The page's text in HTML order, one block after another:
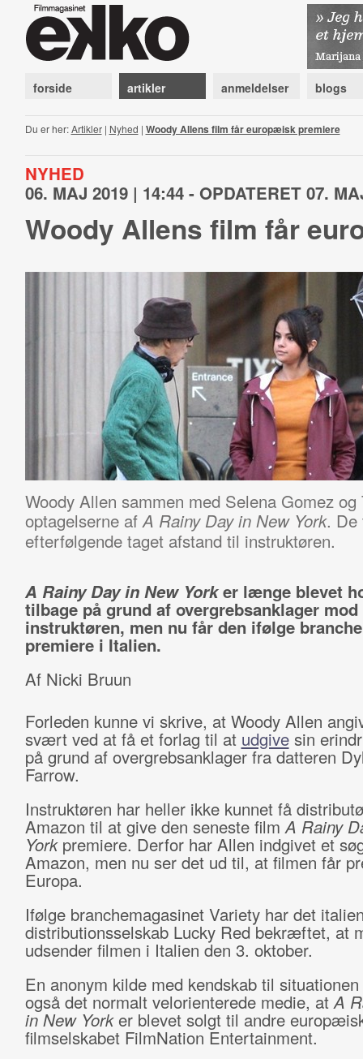
forside artikler anmeldelser blogs
Du er her:Artikler| Nyhed | Woody Allens film får europæisk premiere
NYHED
06. MAJ 2019 | 14:44 - OPDATERET 07.
Woody Allens film får
Woody Allen sammen med Selena Gomez
optagelserne afA Rainy Day in New York. De
efterfølgende taget afstand til instruktøren.
A Rainy Day in New Yorker længe blevet
tilbage på grund af overgrebsanklager mod
instruktøren, men nu får den ifølge
premiere i Italien.
Af Nicki Bruun
Forleden kunne vi skrive, at Woody Allen
svært ved at få et forlag til at udgivesin
på grund af overgrebsanklager fra datteren
Farrow.
Instruktøren har heller ikke kunnet få
Amazon til at give den seneste filmA Rainy
Yorkpremiere. Derfor har Allen indgivet et
Amazon, men nu ser det ud til, at filmen får
Europa.
Ifølge branchemagasinet Variety har det
distributionsselskab Lucky Red bekræftet, at
udsender filmen i Italien den 3. oktober.
En anonym kilde med kendskab til
også det normalt velorienterede medie, atA
in New Yorker blevet solgt til andre
filmselskabet FilmNation Entertainment.